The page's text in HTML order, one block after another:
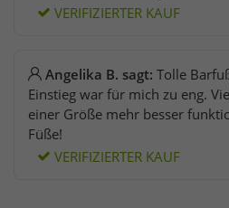
VERIFIZIERTER KAUF
Angelika B. sagt: Tolle
Einstieg war für mich zu eng.
einer Größe mehr besser
Füße!
VERIFIZIERTER KAUF